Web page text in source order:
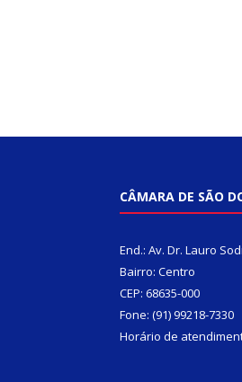
CÂMARA DE SÃO
End.: Av. Dr. Lauro
Bairro: Centro
CEP: 68635-000
Fone: (91) 99218-7330
Horário de